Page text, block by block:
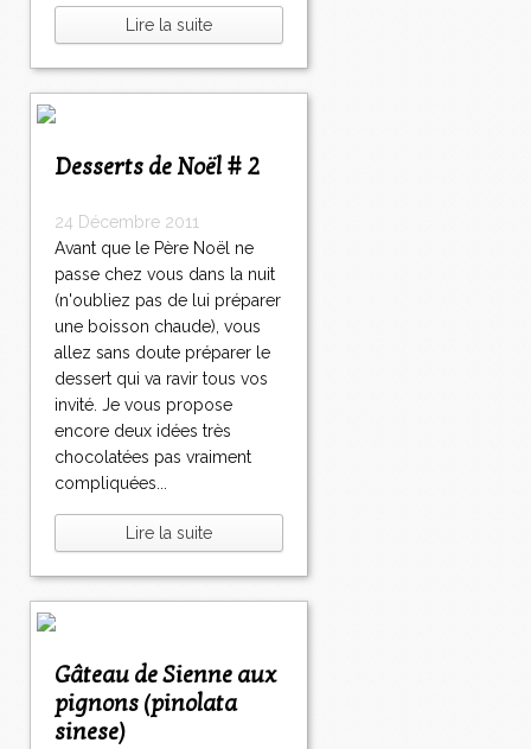
Lire la suite
Desserts de Noël # 2
24 Décembre 2011
Avant que le Père Noël ne
passe chez vous dans la nuit
(n'oubliez pas de lui préparer
une boisson chaude), vous
allez sans doute préparer le
dessert qui va ravir tous vos
invité. Je vous propose
encore deux idées très
chocolatées pas vraiment
compliquées...
Lire la suite
Gâteau de Sienne aux
pignons (pinolata
sinese)